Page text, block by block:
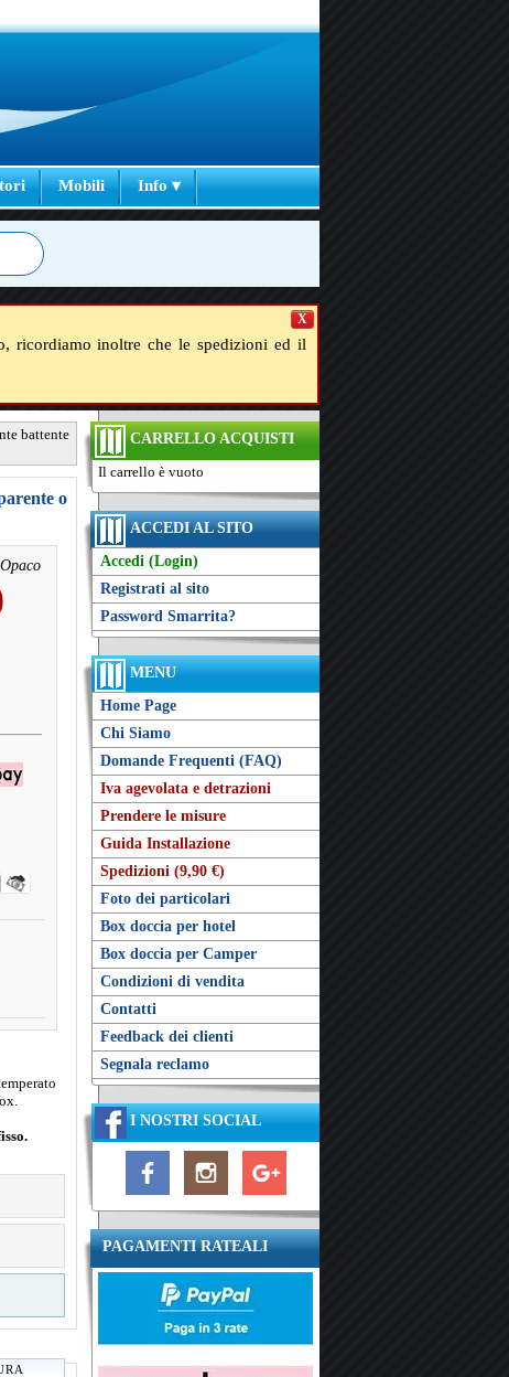
Mobili Info ▾
ricordiamo inoltre che le spedizioni ed il
X
CARRELLO ACQUISTI
Il carrello è vuoto
ACCEDI AL SITO
Accedi (Login)
Registrati al sito
Password Smarrita?
MENU
Home Page
Chi Siamo
Domande Frequenti (FAQ)
Iva agevolata e detrazioni
Prendere le misure
Guida Installazione
Spedizioni (9,90 €)
Foto dei particolari
Box doccia per hotel
Box doccia per Camper
Condizioni di vendita
Contatti
Feedback dei clienti
Segnala reclamo
I NOSTRI SOCIAL
PAGAMENTI RATEALI
battente
o